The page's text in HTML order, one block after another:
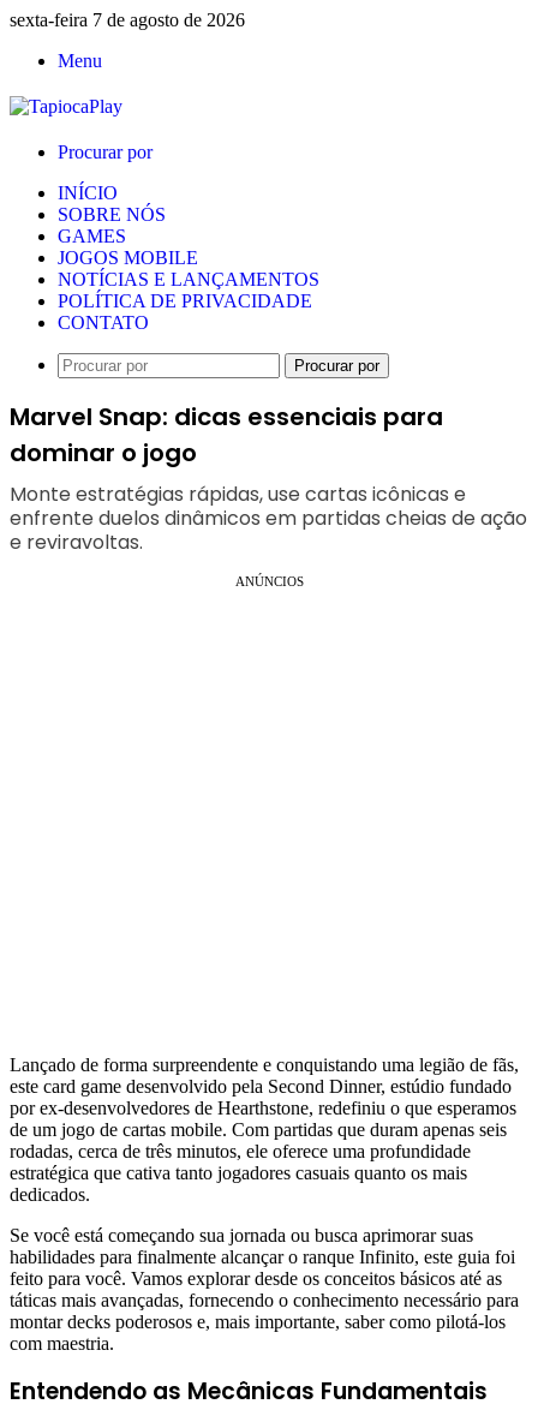
sexta-feira 7 de agosto de 2026
Menu
Procurar por
INÍCIO
SOBRE NÓS
GAMES
JOGOS MOBILE
NOTÍCIAS E LANÇAMENTOS
POLÍTICA DE PRIVACIDADE
CONTATO
Procurar por
Marvel Snap: dicas essenciais para
dominar o jogo
Monte estratégias rápidas, use cartas icônicas e
enfrente duelos dinâmicos em partidas cheias de ação
e reviravoltas.
ANÚNCIOS
Lançado de forma surpreendente e conquistando uma legião de fãs,
este card game desenvolvido pela Second Dinner, estúdio fundado
por ex-desenvolvedores de Hearthstone, redefiniu o que esperamos
de um jogo de cartas mobile. Com partidas que duram apenas seis
rodadas, cerca de três minutos, ele oferece uma profundidade
estratégica que cativa tanto jogadores casuais quanto os mais
dedicados.
Se você está começando sua jornada ou busca aprimorar suas
habilidades para finalmente alcançar o ranque Infinito, este guia foi
feito para você. Vamos explorar desde os conceitos básicos até as
táticas mais avançadas, fornecendo o conhecimento necessário para
montar decks poderosos e, mais importante, saber como pilotá-los
com maestria.
Entendendo as Mecânicas Fundamentais